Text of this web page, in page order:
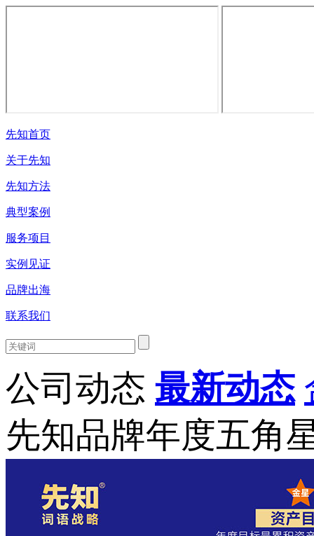
先知首页
关于先知
先知方法
典型案例
服务项目
实例见证
品牌出海
联系我们
公司动态 最新动态
先知品牌年度五角